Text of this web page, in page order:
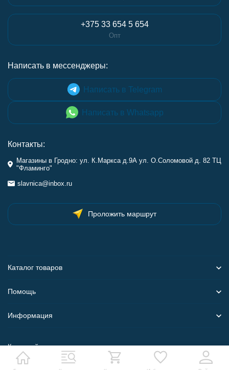
+375 33 654 5 654
Опт
Написать в мессенджеры:
Написать в Telegram
Написать в Whatsapp
Контакты:
Магазины в Гродно: ул. К.Маркса д.9А ул. О.Соломовой д. 82 ТЦ
"Фламинго"
slavnica@inbox.ru
Проложить маршрут
Каталог товаров
Помощь
Информация
Карта сайта